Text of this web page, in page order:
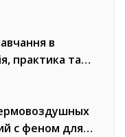
в
практика та
с феном для